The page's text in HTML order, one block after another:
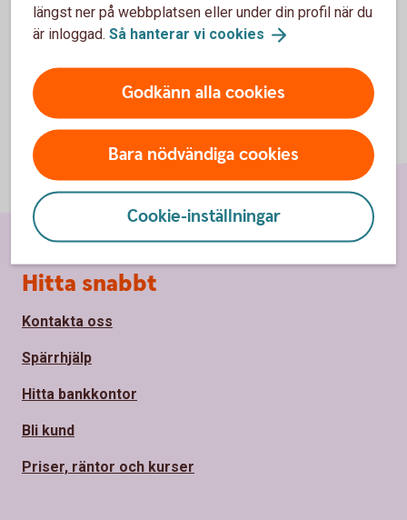
längst ner på webbplatsen eller under din profil när du
är inloggad. Så hanterar vi cookies
Godkänn alla cookies
Bara nödvändiga cookies
Cookie-inställningar
Sidfot
Hitta snabbt
Kontakta oss
Spärrhjälp
Hitta bankkontor
Bli kund
Priser, räntor och kurser